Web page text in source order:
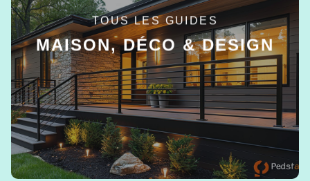
TOUS LES GUIDES
MAISON, DÉCO & DESIGN
EN SAVOIR +